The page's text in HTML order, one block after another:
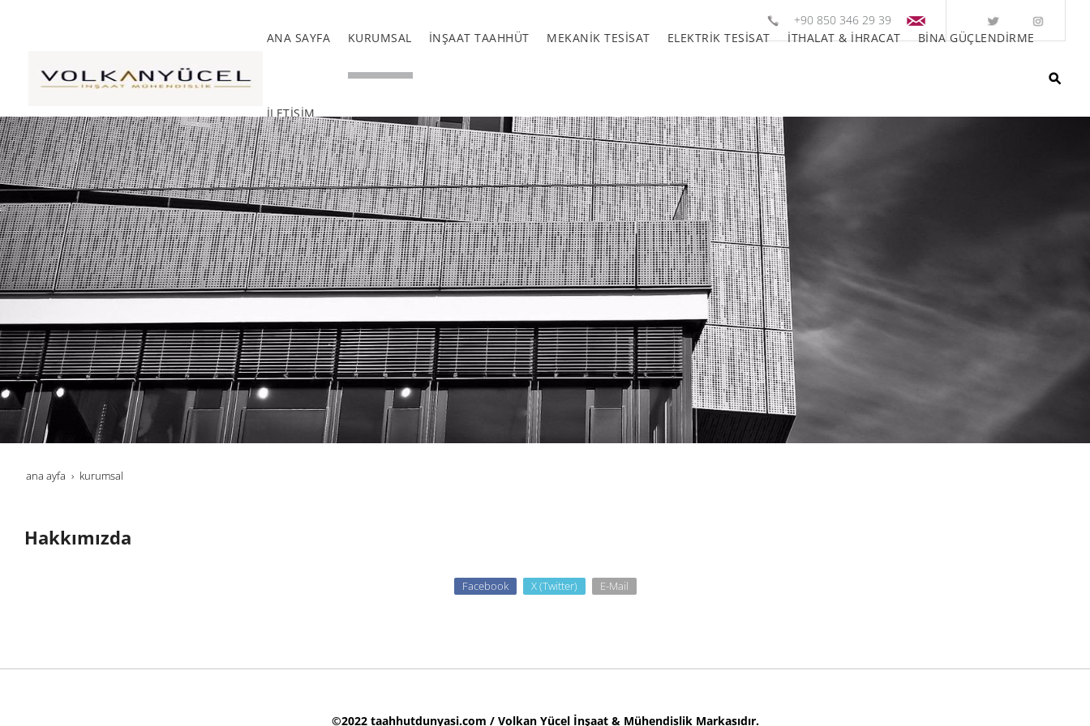
+90 850 346 29 39
ANA SAYFA
KURUMSAL İNŞAAT TAAHHÜT MEKANİK TESİSAT ELEKTRİK TESİSAT İTHALAT & İHRACAT BİNA GÜÇLENDİRME
İLETİŞİM
ana ayfa kurumsal
Hakkımızda
Facebook X (Twitter) E-Mail
©2022 taahhutdunyasi.com / Volkan Yücel İnşaat & Mühendislik Markasıdır.